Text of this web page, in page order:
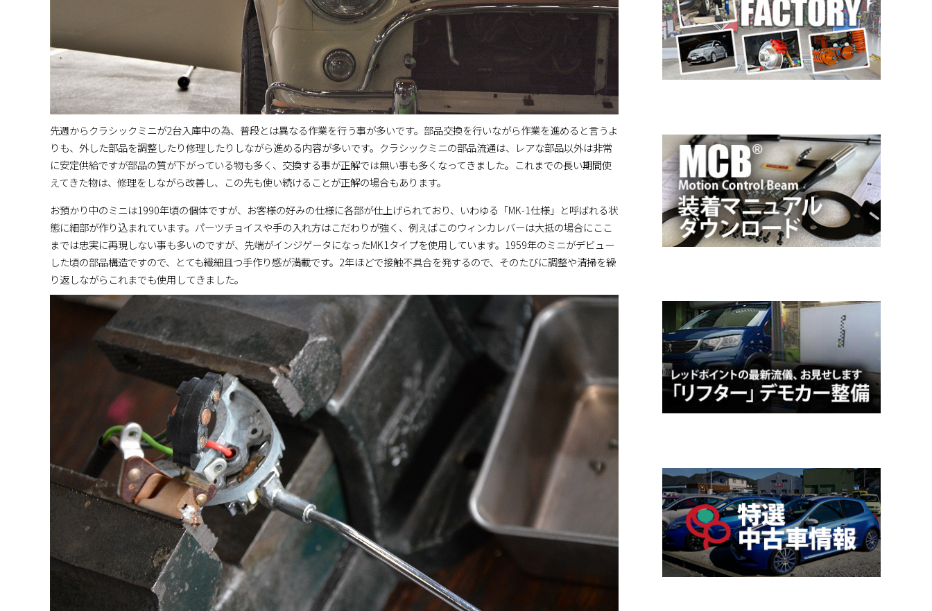
先週からクラシックミニが2台入庫中の為、普段とは異なる作業を行う事が多いです。部品交換を行いながら作業を進めると言うよ
りも、外した部品を調整したり修理したりしながら進める内容が多いです。クラシックミニの部品流通は、レアな部品以外は非常
に安定供給ですが部品の質が下がっている物も多く、交換する事が正解では無い事も多くなってきました。これまでの長い期間使
えてきた物は、修理をしながら改善し、この先も使い続けることが正解の場合もあります。
お預かり中のミニは1990年頃の個体ですが、お客様の好みの仕様に各部が仕上げられており、いわゆる「MK-1仕様」と呼ばれる状
態に細部が作り込まれています。パーツチョイスや手の入れ方はこだわりが強く、例えばこのウィンカレバーは大抵の場合にここ
までは忠実に再現しない事も多いのですが、先端がインジゲータになったMK1タイプを使用しています。1959年のミニがデビュー
した頃の部品構造ですので、とても繊細且つ手作り感が満載です。2年ほどで接触不具合を発するので、そのたびに調整や清掃を繰
り返しながらこれまでも使用してきました。